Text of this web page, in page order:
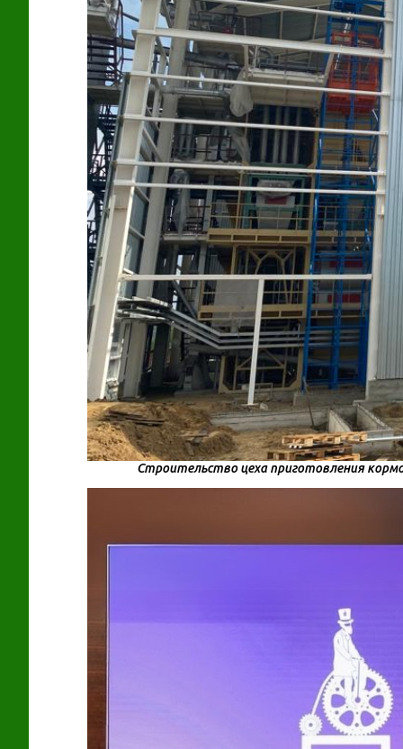
Строительство цеха приготовления